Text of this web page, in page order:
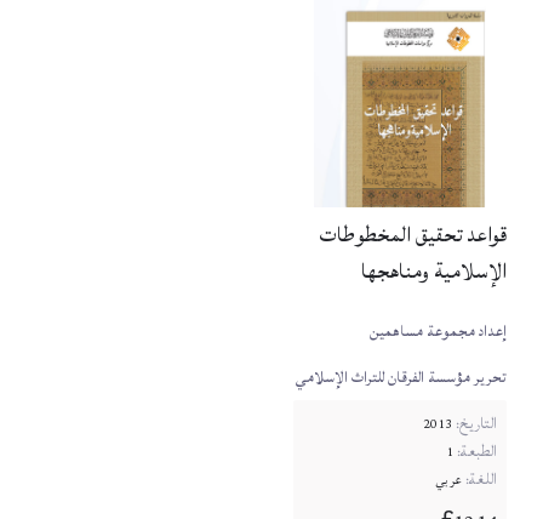
قواعد تحقيق المخطوطات
الإسلامية ومناهجها
إعداد مجموعة مساهمين
تحرير مؤسسة الفرقان للتراث الإسلامي
التاريخ: 2013
الطبعة: 1
اللغة:عربي